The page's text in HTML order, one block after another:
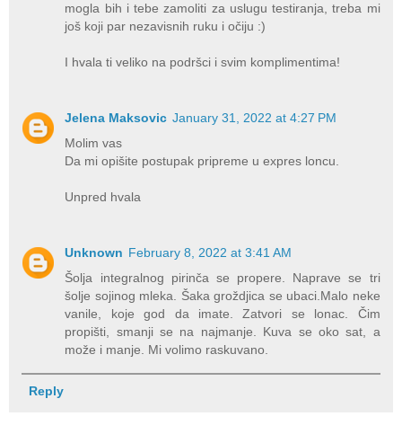
mogla bih i tebe zamoliti za uslugu testiranja, treba mi
još koji par nezavisnih ruku i očiju :)
I hvala ti veliko na podršci i svim komplimentima!
Jelena Maksovic January 31, 2022 at 4:27 PM
Molim vas
Da mi opišite postupak pripreme u expres loncu.
Unpred hvala
Unknown February 8, 2022 at 3:41 AM
Šolja integralnog pirinča se propere. Naprave se tri
šolje sojinog mleka. Šaka groždjica se ubaci.Malo neke
vanile, koje god da imate. Zatvori se lonac. Čim
propišti, smanji se na najmanje. Kuva se oko sat, a
može i manje. Mi volimo raskuvano.
Reply